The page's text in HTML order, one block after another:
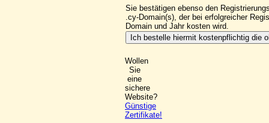
Sie bestätigen ebenso den
.cy-Domain(s), der bei erfolgreicher
Domain und Jahr kosten wird.
Wollen
Sie
eine
sichere
Website?
Günstige
Zertifikate!